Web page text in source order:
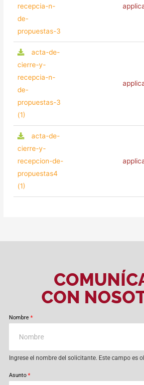
recepcia-n-
de-
propuestas-3
acta-de-
cierre-y-
recepcia-n-
de-
propuestas-3
(1)
acta-de-
cierre-y-
recepcion-de-
propuestas4
(1)
CON
Nombre *
Ingrese el nombre del solicitante. Este campo es
Asunto *